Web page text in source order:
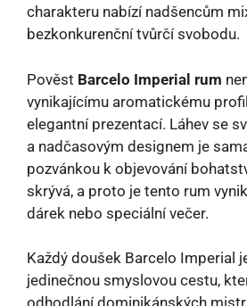
charakteru nabízí nadšencům
bezkonkurenční tvůrčí svobodu.
Pověst Barcelo Imperial rum
vynikajícímu aromatickému
elegantní prezentací. Láhev se
a nadčasovým designem je
pozvánkou k objevování
skrývá, a proto je tento rum
dárek nebo speciální večer.
Každý doušek Barcelo Imperial
jedinečnou smyslovou cestu,